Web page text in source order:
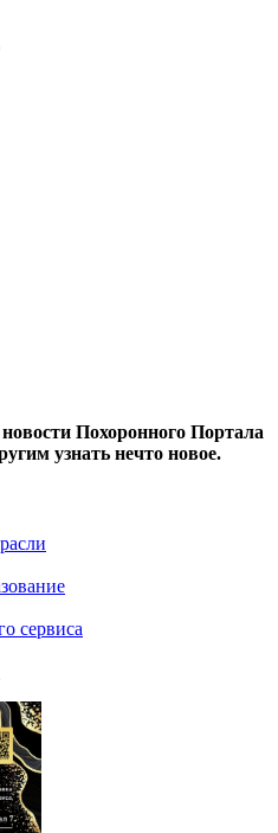
Похоронного Портала
узнать нечто новое.
сервиса